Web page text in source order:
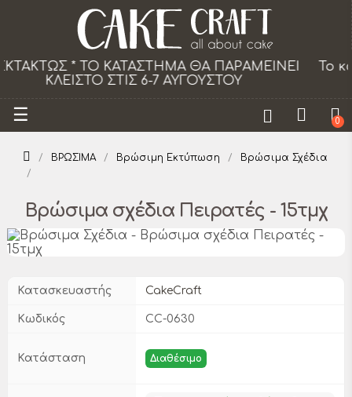
Το κατάστημα θα παραμείνει κλειστό
από 18/07 εως 29/08.
Toggle
navigation
☰ 0
ΒΡΩΣΙΜΑ Βρώσιμη Εκτύπωση Βρώσιμα Σχέδια
Βρώσιμα σχέδια Πειρατές - 15τμχ
Κατασκευαστής CakeCraft
Κωδικός CC-0630
Κατάσταση Διαθέσιμο